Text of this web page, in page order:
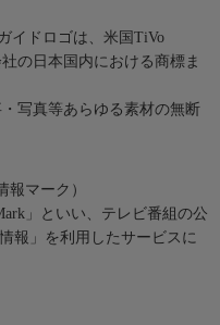
イドロゴは、米国TiVo
の日本国内における商標ま
写真等あらゆる素材の無断
報マーク）
」といい、テレビ番組の公
報」を利用したサービスに